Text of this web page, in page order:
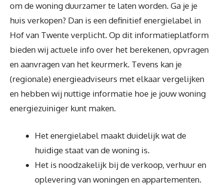
om de woning duurzamer te laten worden. Ga je je
huis verkopen? Dan is een definitief energielabel in
Hof van Twente verplicht. Op dit informatieplatform
bieden wij actuele info over het berekenen, opvragen
en aanvragen van het keurmerk. Tevens kan je
(regionale) energieadviseurs met elkaar vergelijken
en hebben wij nuttige informatie hoe je jouw woning
energiezuiniger kunt maken.
Het energielabel maakt duidelijk wat de
huidige staat van de woning is.
Het is noodzakelijk bij de verkoop, verhuur en
oplevering van woningen en appartementen.